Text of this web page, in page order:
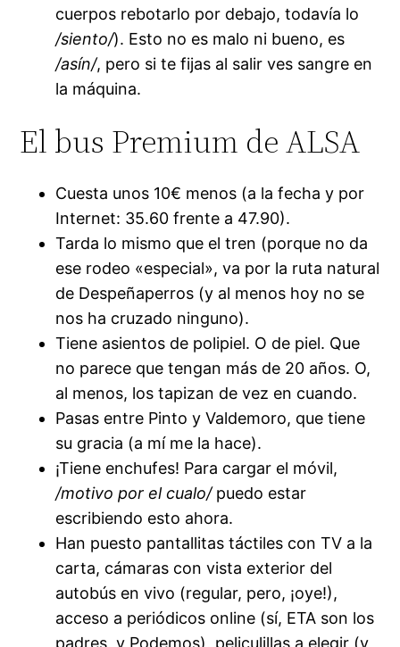
cuerpos rebotarlo por debajo, todavía lo
/siento/). Esto no es malo ni bueno, es
/asín/, pero si te fijas al salir ves sangre en
la máquina.
El bus Premium de ALSA
Cuesta unos 10€ menos (a la fecha y por
Internet: 35.60 frente a 47.90).
Tarda lo mismo que el tren (porque no da
ese rodeo «especial», va por la ruta natural
de Despeñaperros (y al menos hoy no se
nos ha cruzado ninguno).
Tiene asientos de polipiel. O de piel. Que
no parece que tengan más de 20 años. O,
al menos, los tapizan de vez en cuando.
Pasas entre Pinto y Valdemoro, que tiene
su gracia (a mí me la hace).
¡Tiene enchufes! Para cargar el móvil,
/motivo por el cualo/puedo estar
escribiendo esto ahora.
Han puesto pantallitas táctiles con TV a la
carta, cámaras con vista exterior del
autobús en vivo (regular, pero, ¡oye!),
acceso a periódicos online (sí, ETA son los
padres, y Podemos), peliculillas a elegir (y